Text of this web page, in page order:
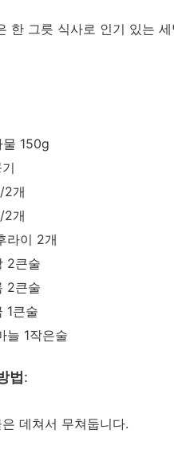
한 그릇 식사로 인기 있는
물 150g
2개
2개
라이 2개
2큰술
2큰술
1큰술
늘 1작은술
법 :
은 데쳐서 무쳐둡니다.